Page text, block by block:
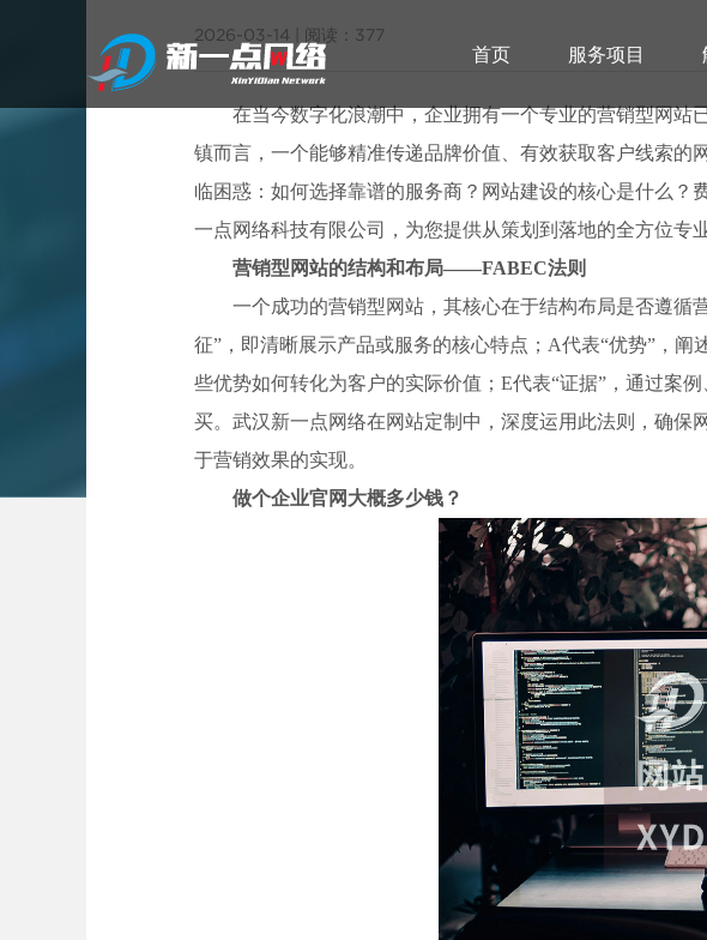
武汉网站建设
首页 服务项目
武汉专业营销型
2026-03-14 阅读：377
在当今数字化浪潮中，企业拥有一个专业的营销型网站
镇而言，一个能够精准传递品牌价值、有效获取客户线索
临困惑：如何选择靠谱的服务商？网站建设的核心是什么
一点网络科技有限公司，为您提供从策划到落地的全方位专
营销型网站的结构和布局——FABEC法则
一个成功的营销型网站，其核心在于结构布局是否遵循
征”，即清晰展示产品或服务的核心特点；A代表“优势”，
些优势如何转化为客户的实际价值；E代表“证据”，通过案
买。武汉新一点网络在网站定制中，深度运用此法则，确
于营销效果的实现。
做个企业官网大概多少钱？